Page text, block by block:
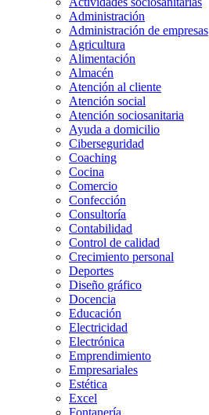
Administración
Administración de empresas
Agricultura
Alimentación
Almacén
Atención al cliente
Atención social
Atención sociosanitaria
Ayuda a domicilio
Ciberseguridad
Coaching
Cocina
Comercio
Confección
Consultoría
Contabilidad
Control de calidad
Crecimiento personal
Deportes
Diseño gráfico
Docencia
Educación
Electricidad
Electrónica
Emprendimiento
Empresariales
Estética
Excel
Fontanería